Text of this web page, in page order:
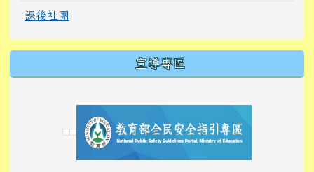
課後社團
宣導專區